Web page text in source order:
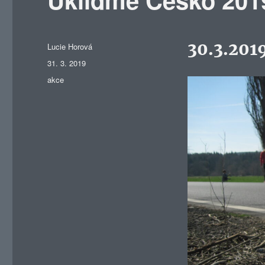
Autor:
Lucie Horová
Publikováno:
31. 3. 2019
Rubriky:
akce